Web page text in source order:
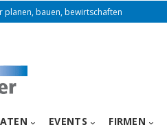
planen, bauen, bewirtschaften
EVENTS FIRMEN